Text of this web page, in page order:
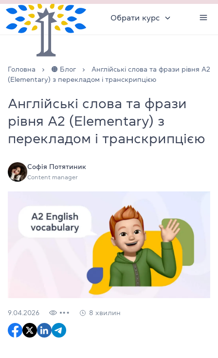
Обрати курс
Головна 🟠 Блог
Англійські слова та фрази рівня А2
(Elementary) з перекладом і транскрипцією
Англійські слова та фрази
рівня А2 (Elementary) з
перекладом і транскрипцією
Софія Потятиник
Content manager
9.04.2026 8 хвилин